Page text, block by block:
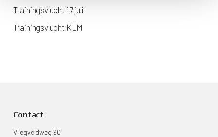
Trainingsvlucht 17 juli
Trainingsvlucht KLM
Contact
Vliegveldweg 90